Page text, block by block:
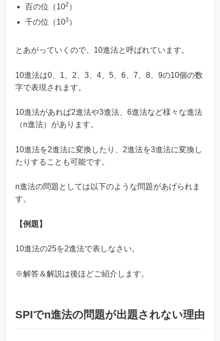
百の位（102 ）
千の位（103 ）
とあがっていくので、10進法と呼ばれています。
10進法は0、1、2、3、4、5、6、7、8、9の10個の数
字で表現されます。
10進法があれば2進法や3進法、6進法など様々な進法
（n進法）があります。
10進法を2進法に変換したり、2進法を3進法に変換し
たりすることも可能です。
n進法の問題としては以下のような問題があげられま
す。
【例題】
10進法の25を2進法で表しなさい。
※解答＆解説は後ほどご紹介します。
SPIでn進法の問題が出題されない理由